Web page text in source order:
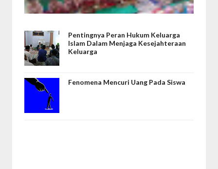
Pentingnya Peran Hukum Keluarga
Islam Dalam Menjaga Kesejahteraan
Keluarga
Fenomena Mencuri Uang Pada Siswa